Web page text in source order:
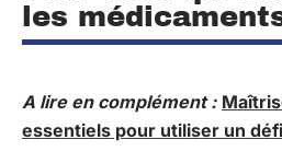
les
A lire en complément :
essentiels pour utiliser un